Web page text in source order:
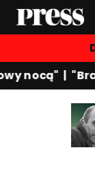
nocą" |